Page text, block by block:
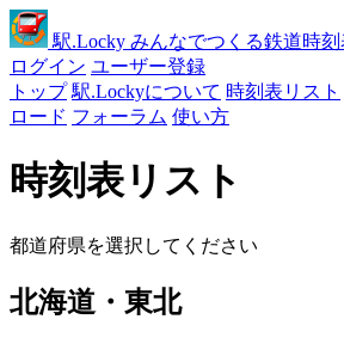
駅.Locky みんなでつくる鉄道時刻
ログイン ユーザー登録
トップ 駅.Lockyについて 時刻表リスト
ロード フォーラム 使い方
時刻表リスト
都道府県を選択してください
北海道・東北